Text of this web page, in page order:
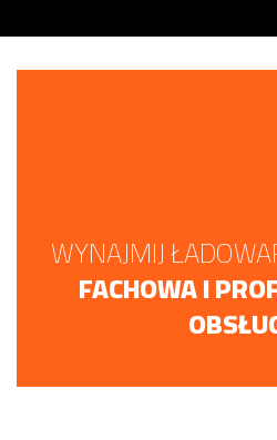
WYNAJMIJ
FACHOWA I